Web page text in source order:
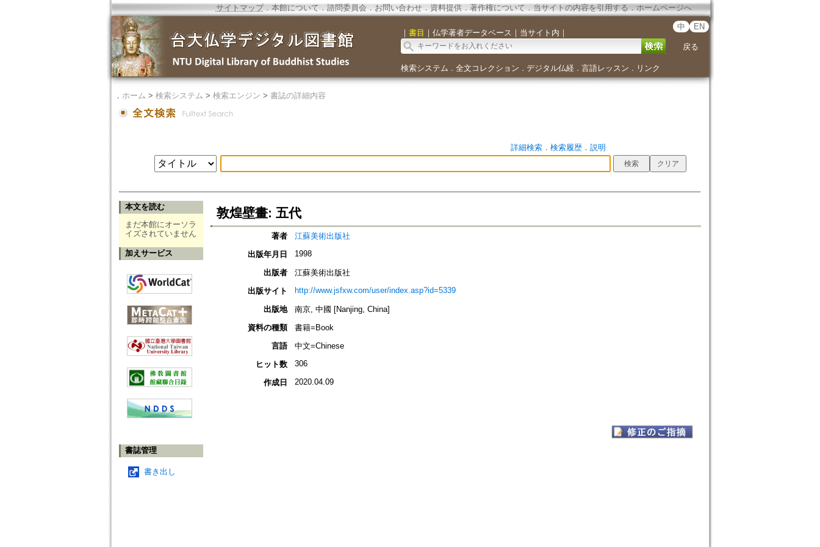
サイトマップ．本館について ． 諮問委員会． お問い合わせ． 資料提供． 著作権について．当サイトの内容を引用する ． ホームページへ
｜ 書目 ｜ 仏学著者データベース ｜ 当サイト内 ｜
中 EN
戻る
検索システム ． 全文コレクション ． デジタル仏経． 言語レッスン ． リンク
． ホーム > 検索システム > 検索エンジン > 書誌の詳細内容
詳細検索． 検索履歴． 説明
本文を読む
まだ本館にオーソラ
イズされていません
加えサービス
書誌管理
書き出し
敦煌壁畫: 五代
著者
江蘇美術出版社
出版年月日
1998
出版者
江蘇美術出版社
出版サイト
http://www.jsfxw.com/user/index.asp?id=5339
出版地
南京, 中國 [Nanjing, China]
資料の種類
書籍=Book
言語
中文=Chinese
ヒット数
306
作成日 2020.04.09